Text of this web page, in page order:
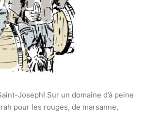
Joseph! Sur un domaine d’à peine
pour les rouges, de marsanne,